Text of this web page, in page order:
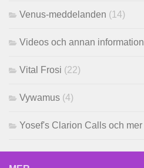
Venus-meddelanden (14)
Videos och annan information
Vital Frosi (22)
Vywamus (4)
Yosef's Clarion Calls och mer